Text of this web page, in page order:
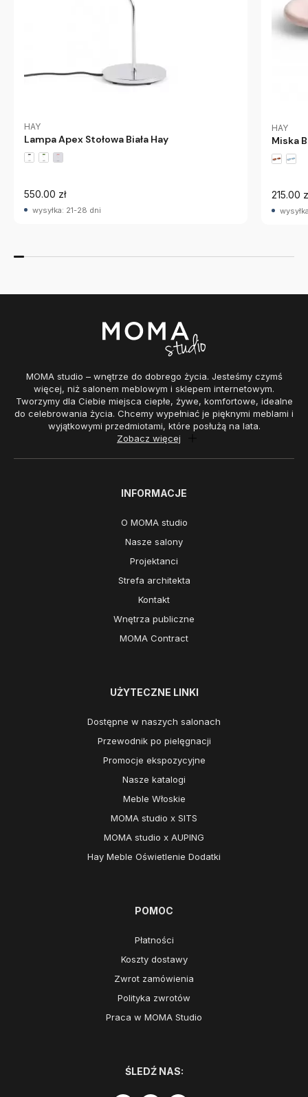
HAY
Lampa Apex Stołowa Biała Hay
550.00 zł
wysyłka: 21-28 dni
HAY
Miska
215.00
MOMA studio – wnętrze do dobrego życia. Jesteśmy czymś
więcej, niż salonem meblowym i sklepem internetowym.
Tworzymy dla Ciebie miejsca ciepłe, żywe, komfortowe, idealne
do celebrowania życia. Chcemy wypełniać je pięknymi meblami i
wyjątkowymi przedmiotami, które posłużą na lata.
Zobacz więcej
INFORMACJE
O MOMA studio
Nasze salony
Projektanci
Strefa architekta
Kontakt
Wnętrza publiczne
MOMA Contract
UŻYTECZNE LINKI
Dostępne w naszych salonach
Przewodnik po pielęgnacji
Promocje ekspozycyjne
Nasze katalogi
Meble Włoskie
MOMA studio x SITS
MOMA studio x AUPING
Hay Meble Oświetlenie Dodatki
POMOC
Płatności
Koszty dostawy
Zwrot zamówienia
Polityka zwrotów
Praca w MOMA Studio
ŚLEDŹ NAS: